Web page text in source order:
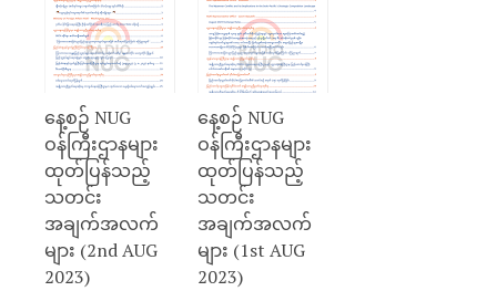
နေ့စဉ် NUG
ဝန်ကြီးဌာနများ
ထုတ်ပြန်သည့်
သတင်း
အချက်အလက်
များ (2nd AUG
2023)
နေ့စဉ် NUG
ဝန်ကြီးဌာနများ
ထုတ်ပြန်သည့်
သတင်း
အချက်အလက်
များ (1st AUG
2023)